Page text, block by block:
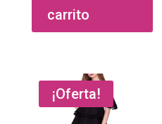
carrito
¡Oferta!